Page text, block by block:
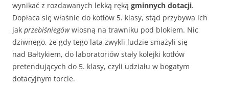
wynikać z rozdawanych lekką ręką gminnych dotacji.
Dopłaca się właśnie do kotłów 5. klasy, stąd przybywa ich
jak przebiśniegówwiosną na trawniku pod blokiem. Nic
dziwnego, że gdy tego lata zwykli ludzie smażyli się
nad Bałtykiem, do laboratoriów stały kolejki kotłów
pretendujących do 5. klasy, czyli udziału w bogatym
dotacyjnym torcie.